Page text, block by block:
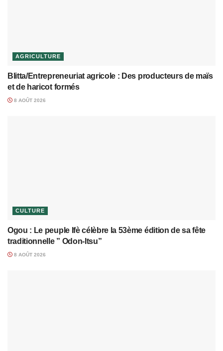
AGRICULTURE
Blitta/Entrepreneuriat agricole : Des producteurs de maïs
et de haricot formés
8 AOÛT 2026
CULTURE
Ogou : Le peuple Ifè célèbre la 53ème édition de sa fête
traditionnelle ” Odon-Itsu”
8 AOÛT 2026